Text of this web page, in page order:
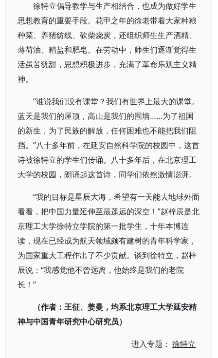
徐特立倡导教学与生产相结合，也成为做好学生
思想教育的重要手段。花甲之年的徐老带着大家种粮
种菜、养猪纺线、砍柴烧炭，还组织师生生产酒精、
薄荷油、精盐和肥皂。在劳动中，师生们逐渐觉得生
活虽苦犹甜，思想积极进步，充满了革命乐观主义精
神。
“谁说我们没有课堂？我们有世界上最大的课堂。
蓝天是我们的屋顶，高山是我们的围墙……为了祖国
的新生，为了民族的解放，任何困难也不能把我们阻
挡。”八十多年前，在延安自然科学院的校园中，这首
诗被徐特立的学生们传诵。八十多年后，在北京理工
大学的校园，朗诵起这首诗，同学们依然激情澎湃。
“我的目标是星辰大海，希望有一天能去地球外面
看看，把中国力量延伸至最遥远的深空！”赵梓辰是北
京理工大学徐特立学院的第一批学生，十年本博连
读，现在已经成为航天领域颇有建树的青年科学家，
为国家重大工程作出了不少贡献。谈到徐特立，赵梓
辰说：“我感觉他不曾远离，他始终是我们的老院
长！”
（作者：王征、姜曼，均系北京理工大学延安精
神与中国青年研究中心研究员）
进入专题：徐特立